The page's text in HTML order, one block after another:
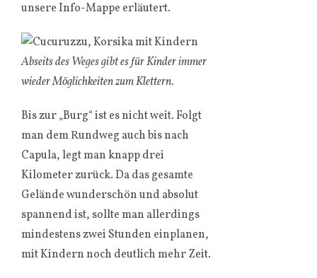
unsere Info-Mappe erläutert.
Abseits des Weges gibt es für Kinder immer
wieder Möglichkeiten zum Klettern.
Bis zur „Burg“ ist es nicht weit. Folgt
man dem Rundweg auch bis nach
Capula, legt man knapp drei
Kilometer zurück. Da das gesamte
Gelände wunderschön und absolut
spannend ist, sollte man allerdings
mindestens zwei Stunden einplanen,
mit Kindern noch deutlich mehr Zeit.